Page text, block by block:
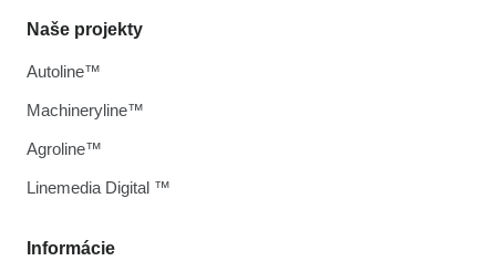
Informácie
Naše projekty
Autoline™
Machineryline™
Agroline™
Linemedia Digital ™